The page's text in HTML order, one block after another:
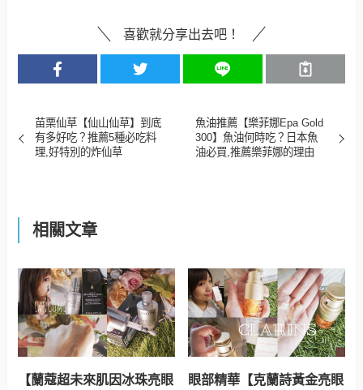
喜歡就分享出去吧！
苗栗仙草【仙山仙草】到底
有多好吃？推薦5種必吃料
理,好特別的炸仙草
魚油推薦【樂菲娜Epa Gold
300】魚油何時吃？日本魚
油必買,推薦樂菲娜的理由
相關文章
【蘭蔻超未來肌因冰珠亮眼
眼部精華【克蘭詩黃金亮眼